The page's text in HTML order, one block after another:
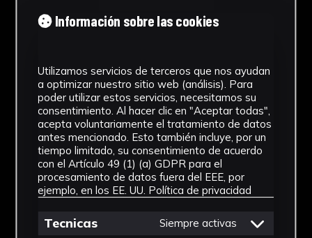
CAUS-0440
Arqueología
Cronología
Época romana
Materiales
Cerámica
Información sobre las cookies
Utilizamos servicios de terceros que nos ayudan
a optimizar nuestro sitio web (análisis). Para
poder utilizar estos servicios, necesitamos su
consentimiento. Al hacer clic en "Aceptar todas",
acepta voluntariamente el tratamiento de datos
antes mencionado. Esto también incluye, por un
tiempo limitado, su consentimiento de acuerdo
con el Artículo 49 (1) (a) GDPR para el
procesamiento de datos fuera del EEE, por
ejemplo, en los EE. UU. Política de privacidad
Tecnicas Siempre activas